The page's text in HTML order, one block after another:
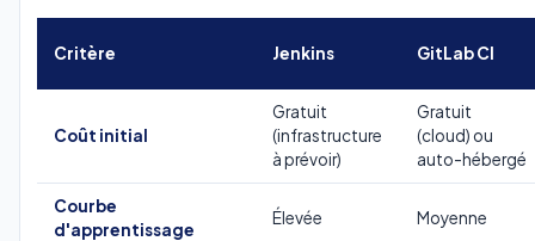
Critère Jenkins GitLab CI
Coût initial
Gratuit
(infrastructure
à prévoir)
Gratuit
(cloud) ou
auto-hébergé
Courbe
d'apprentissage
Élevée Moyenne